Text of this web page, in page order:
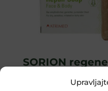
SORION
*za tijelo i lice